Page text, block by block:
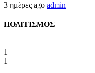
3 ημέρες ago admin
ΠΟΛΙΤΙΣΜΟΣ
1
1